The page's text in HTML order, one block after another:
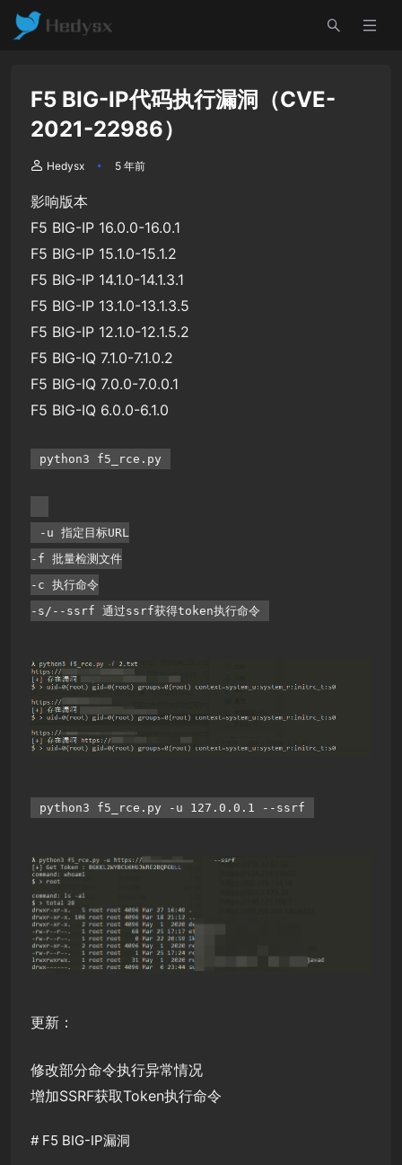
F5 BIG-IP代码执行漏洞（CVE-
2021-22986）
Hedysx 5 年前
影响版本
F5 BIG-IP 16.0.0-16.0.1
F5 BIG-IP 15.1.0-15.1.2
F5 BIG-IP 14.1.0-14.1.3.1
F5 BIG-IP 13.1.0-13.1.3.5
F5 BIG-IP 12.1.0-12.1.5.2
F5 BIG-IQ 7.1.0-7.1.0.2
F5 BIG-IQ 7.0.0-7.0.0.1
F5 BIG-IQ 6.0.0-6.1.0
python3 f5_rce.py
-u 指定目标URL
-f 批量检测文件
-c 执行命令
-s/--ssrf 通过ssrf获得token执行命令
python3 f5_rce.py -u 127.0.0.1 --ssrf
更新：
修改部分命令执行异常情况
增加SSRF获取Token执行命令
# F5 BIG-IP漏洞